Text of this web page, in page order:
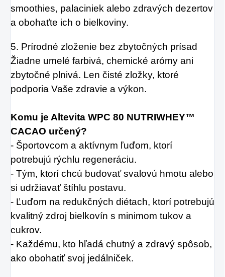
smoothies, palaciniek alebo zdravých dezertov
a obohaťte ich o bielkoviny.
5. Prírodné zloženie bez zbytočných prísad
Žiadne umelé farbivá, chemické arómy ani
zbytočné plnivá. Len čisté zložky, ktoré
podporia Vaše zdravie a výkon.
Komu je Altevita WPC 80 NUTRIWHEY™
CACAO určený?
- Športovcom a aktívnym ľuďom, ktorí
potrebujú rýchlu regeneráciu.
- Tým, ktorí chcú budovať svalovú hmotu alebo
si udržiavať štíhlu postavu.
- Ľuďom na redukčných diétach, ktorí potrebujú
kvalitný zdroj bielkovín s minimom tukov a
cukrov.
- Každému, kto hľadá chutný a zdravý spôsob,
ako obohatiť svoj jedálniček.